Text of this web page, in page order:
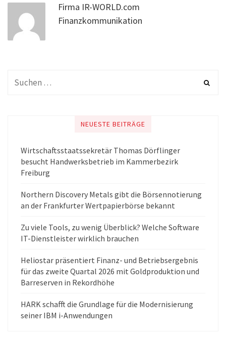
Firma IR-WORLD.com
Finanzkommunikation
NEUESTE BEITRÄGE
Wirtschaftsstaatssekretär Thomas Dörflinger
besucht Handwerksbetrieb im Kammerbezirk
Freiburg
Northern Discovery Metals gibt die Börsennotierung
an der Frankfurter Wertpapierbörse bekannt
Zu viele Tools, zu wenig Überblick? Welche Software
IT-Dienstleister wirklich brauchen
Heliostar präsentiert Finanz- und Betriebsergebnis
für das zweite Quartal 2026 mit Goldproduktion und
Barreserven in Rekordhöhe
HARK schafft die Grundlage für die Modernisierung
seiner IBM i-Anwendungen